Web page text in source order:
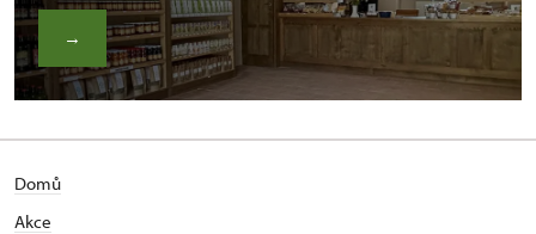
→
Domů
Akce